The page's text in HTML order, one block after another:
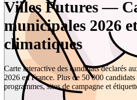
Villes Futures —
municipales 2026
climatiques
Carte interactive des candidats déclarés
2026 en France. Plus de 50 000
programmes, sites de campagne et